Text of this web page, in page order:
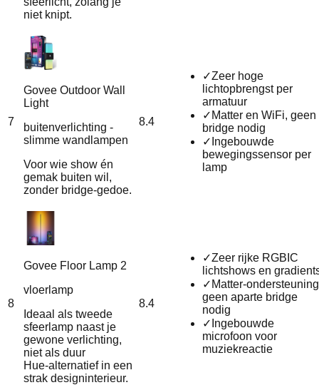
niet knipt.
7
Govee Outdoor Wall
Light
buitenverlichting -
slimme wandlampen
Voor wie show én
gemak buiten wil,
zonder bridge-gedoe.
8.4
✓Zeer hoge
lichtopbrengst per
armatuur
✓ Matter en WiFi, geen
bridge nodig
✓ Ingebouwde
bewegingssensor per
lamp
8
Govee Floor Lamp 2
vloerlamp
Ideaal als tweede
sfeerlamp naast je
gewone verlichting,
niet als duur
Hue‑alternatief in een
strak designinterieur.
8.4
✓Zeer rijke RGBIC
lichtshows en
✓
geen aparte bridge
nodig
✓ Ingebouwde
microfoon voor
muziekreactie